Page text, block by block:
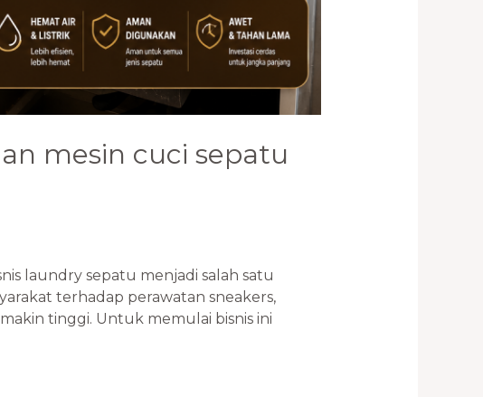
mesin cuci sepatu
laundry sepatu menjadi salah satu
terhadap perawatan sneakers,
tinggi. Untuk memulai bisnis ini